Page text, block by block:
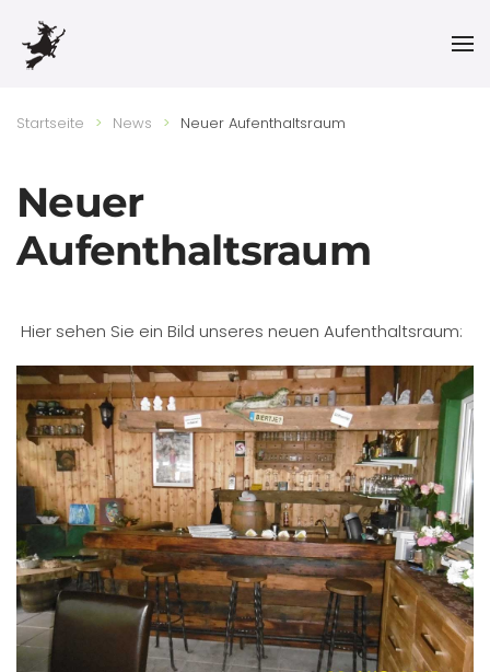
Skip to main content
Startseite News Neuer Aufenthaltsraum
Neuer
Aufenthaltsraum
Hier sehen Sie ein Bild unseres neuen Aufenthaltsraum: